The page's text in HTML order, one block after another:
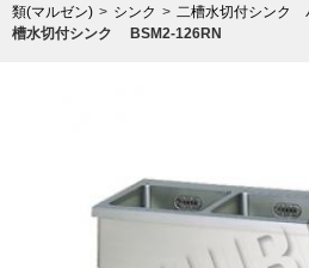
類(マルゼン)
シンク 二槽水切付シンク
槽水切付シンク BSM2-126RN